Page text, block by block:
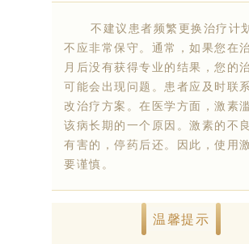
不建议患者频繁更换治疗计
不应非常保守。通常，如果您在
月后没有获得专业的结果，您的
可能会出现问题。患者应及时联
改治疗方案。在医学方面，激素
该病长期的一个原因。激素的不
有害的，停药后还。因此，使用
要谨慎。
温馨提示